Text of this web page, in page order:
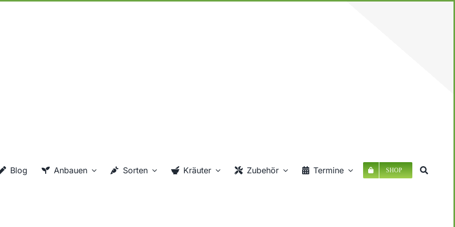
Blog Anbauen Sorten Kräuter Zubehör Termine SHOP